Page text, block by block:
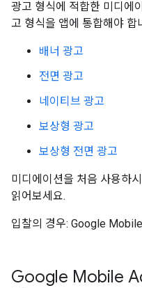
광고 형식에 적합한 미디에
고 형식을 앱에 통합해야 합
배너 광고
전면 광고
네이티브 광고
보상형 광고
보상형 전면 광고
미디에이션을 처음 사용하
읽어보세요.
입찰의 경우: Google
Google Mobile